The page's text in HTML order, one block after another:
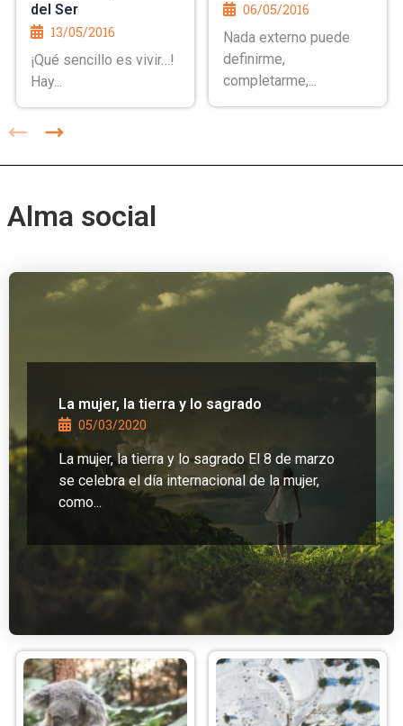
del Ser
13/05/2016
¡Qué sencillo es vivir…!
Hay...
06/05/2016
Nada externo puede
definirme,
completarme,...
Alma social
La mujer, la tierra y lo sagrado
05/03/2020
La mujer, la tierra y lo sagrado El 8 de marzo
se celebra el día internacional de la mujer,
como...